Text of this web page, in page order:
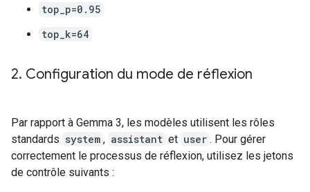
top_p=0.95
top_k=64
2. Configuration du mode de réflexion
Par rapport à Gemma 3, les modèles utilisent les rôles
standards system , assistant et user . Pour gérer
correctement le processus de réflexion, utilisez les jetons
de contrôle suivants :